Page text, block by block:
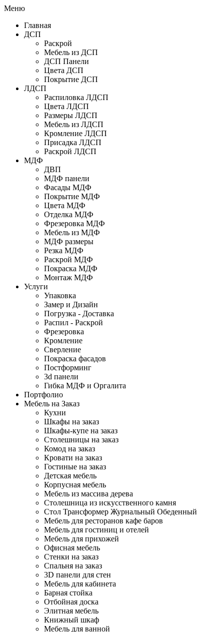
Меню
Главная
ДСП
Раскрой
Мебель из ДСП
ДСП Панели
Цвета ДСП
Покрытие ДСП
ЛДСП
Распиловка ЛДСП
Цвета ЛДСП
Размеры ЛДСП
Мебель из ЛДСП
Кромление ЛДСП
Присадка ЛДСП
Раскрой ЛДСП
МДФ
ДВП
МДФ панели
Фасады МДФ
Покрытие МДФ
Цвета МДФ
Отделка МДФ
Фрезеровка МДФ
Мебель из МДФ
МДФ размеры
Резка МДФ
Раскрой МДФ
Покраска МДФ
Монтаж МДФ
Услуги
Упаковка
Замер и Дизайн
Погрузка - Доставка
Распил - Раскрой
Фрезеровка
Кромление
Сверление
Покраска фасадов
Постформинг
3d панели
Гибка МДФ и Оргалита
Портфолио
Мебель на Заказ
Кухни
Шкафы на заказ
Шкафы-купе на заказ
Столешницы на заказ
Комод на заказ
Кровати на заказ
Гостиные на заказ
Детская мебель
Корпусная мебель
Мебель из массива дерева
Столешница из искусственного камня
Стол Трансформер Журнальный Обеденный
Мебель для ресторанов кафе баров
Мебель для гостиниц и отелей
Мебель для прихожей
Офисная мебель
Стенки на заказ
Спальня на заказ
3D панели для стен
Мебель для кабинета
Барная стойка
Отбойная доска
Элитная мебель
Книжный шкаф
Мебель для ванной